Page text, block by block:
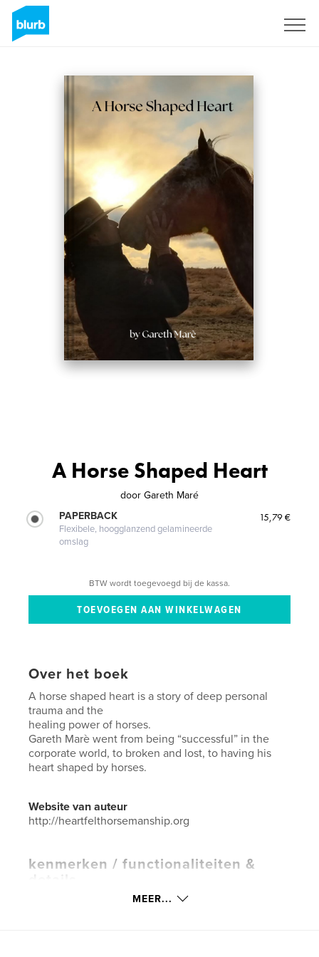
A Horse Shaped Heart
door Gareth Maré
PAPERBACK
Flexibele, hoogglanzend gelamineerde
omslag
15,79 €
BTW wordt toegevoegd bij de kassa.
Over het boek
A horse shaped heart is a story of deep personal
trauma and the
healing power of horses.
Gareth Marè went from being “successful” in the
corporate world, to broken and lost, to having his
heart shaped by horses.
Website van auteur
http://heartfelthorsemanship.org
kenmerken / functionaliteiten &
Biografieën en memoires
MEER...